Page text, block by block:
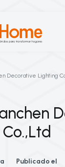
Decorative Lighting
Publicado el